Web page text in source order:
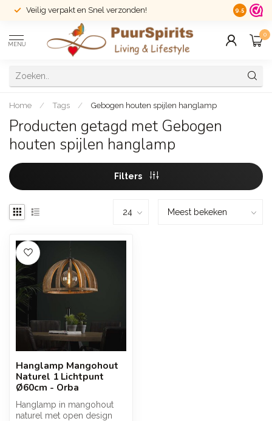
Veilig verpakt en Snel verzonden! 14 dagen
9.5
MENU
0
Home / Tags / Gebogen houten spijlen hanglamp
Producten getagd met Gebogen
houten spijlen hanglamp
Filters
Hanglamp Mangohout
Naturel 1 Lichtpunt
Ø60cm - Orba
Hanglamp in mangohout
naturel met open design